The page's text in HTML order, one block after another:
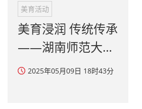
——湖南师范大学
花鼓戏高雅艺术进
校园活动反响热烈
2025年05月09日 18时43分